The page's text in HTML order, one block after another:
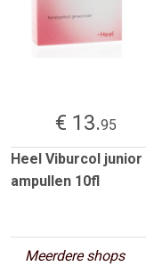
€ 13.95
Heel Viburcol junior
ampullen 10fl
Meerdere shops